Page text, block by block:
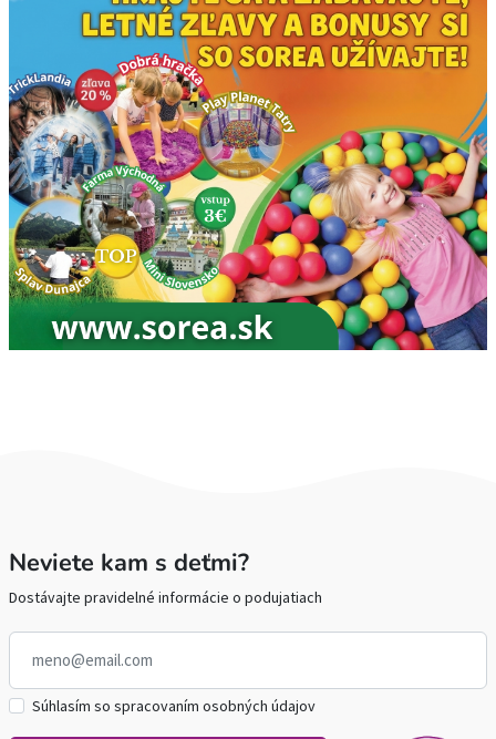
Neviete kam s deťmi?
Dostávajte pravidelné informácie o podujatiach
Súhlasím so spracovaním osobných údajov